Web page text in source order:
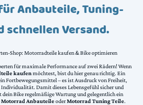
Anbauteile, Tuning-
schnellen Versand.
Shop: Motorradteile kaufen & Bike optimieren
für maximale Performance auf zwei Rädern! Wenn
kaufen möchtest, bist du hier genau richtig. Ein
Fortbewegungsmittel – es ist Ausdruck von Freiheit,
Damit dieses Lebensgefühl sicher und
Bike regelmäßige Wartung und gelegentlich ein
Motorrad AnbauteileoderMotorrad Tuning Teile.